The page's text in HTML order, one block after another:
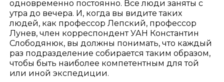
одновременно постоянно. Все люди заняты с
утра до вечера. И, когда вы видите таких
людей, как профессор Лепский, профессор
Лунев, член корреспондент УАН Константин
Слободянюк, вы должны понимать, что каждый
раз подразделение собирается таким образом,
чтобы быть наиболее компетентным для той
или иной экспедиции.